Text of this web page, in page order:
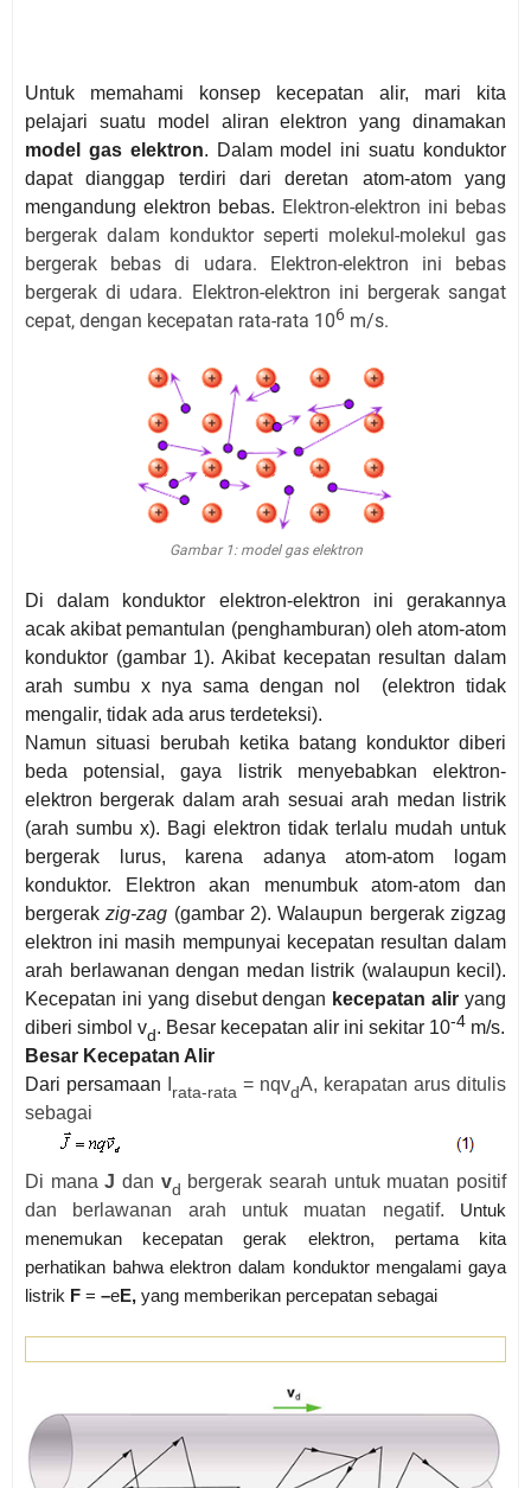
Untuk memahami konsep kecepatan alir, mari kita
pelajari suatu model aliran elektron yang dinamakan
model gas elektron. Dalam model ini suatu konduktor
dapat dianggap terdiri dari deretan atom-atom yang
mengandung elektron bebas. Elektron-elektron ini bebas
bergerak dalam konduktor seperti molekul-molekul gas
bergerak bebas di udara. Elektron-elektron ini bebas
bergerak di udara. Elektron-elektron ini bergerak sangat
cepat, dengan kecepatan rata-rata 106 m/s.
Gambar 1: model gas elektron
Di dalam konduktor elektron-elektron ini gerakannya
acak akibat pemantulan (penghamburan) oleh atom-atom
konduktor (gambar 1). Akibat kecepatan resultan dalam
arah sumbu x nya sama dengan nol (elektron tidak
mengalir, tidak ada arus terdeteksi).
Namun situasi berubah ketika batang konduktor diberi
beda potensial, gaya listrik menyebabkan elektron-
elektron bergerak dalam arah sesuai arah medan listrik
(arah sumbu x). Bagi elektron tidak terlalu mudah untuk
bergerak lurus, karena adanya atom-atom logam
konduktor. Elektron akan menumbuk atom-atom dan
bergerakzig-zag (gambar 2). Walaupun bergerak zigzag
elektron ini masih mempunyai kecepatan resultan dalam
arah berlawanan dengan medan listrik (walaupun kecil).
Kecepatan ini yang disebut dengan kecepatan alir yang
diberi simbol vd . Besar kecepatan alir ini sekitar 10-4 m/s.
Besar Kecepatan Alir
Dari persamaan
rata-rata = nqvdA, kerapatan arus ditulis
sebagai
Di manaJ dan vd bergerak searah untuk muatan positif
dan berlawanan arah untuk muatan negatif. Untuk
menemukan kecepatan gerak elektron, pertama kita
perhatikan bahwa elektron dalam konduktor mengalami gaya
listrik F = –eE, yang memberikan percepatan sebagai